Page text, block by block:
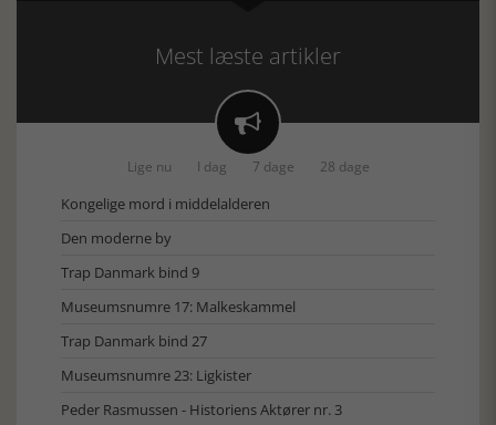
Mest læste artikler

Lige nu I dag 7 dage 28 dage
Kongelige mord i middelalderen
Den moderne by
Trap Danmark bind 9
Museumsnumre 17: Malkeskammel
Trap Danmark bind 27
Museumsnumre 23: Ligkister
Peder Rasmussen - Historiens Aktører nr. 3